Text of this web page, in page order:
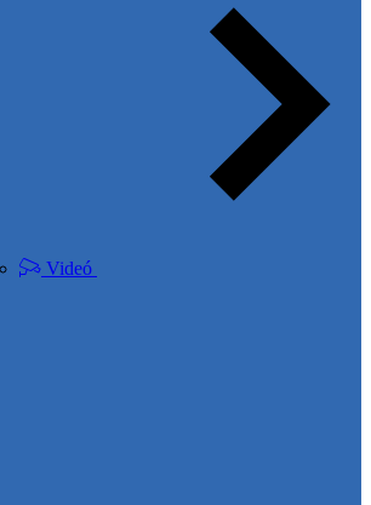
Videó